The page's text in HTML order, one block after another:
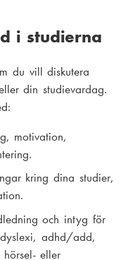
i studierna
du vill diskutera
din studievardag.
motivation,
kring dina studier,
och intyg för
adhd/add,
eller